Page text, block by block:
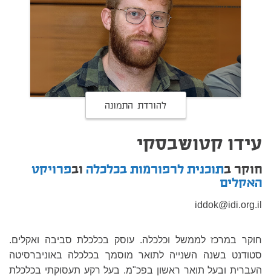
להורדת התמונה
עידו קטושבסקי
חוקר בתוכנית לרפורמות בכלכלה ובפרויקט
האקלים
iddok@idi.org.il
חוקר במרכז לממשל וכלכלה. עוסק בכלכלת סביבה ואקלים.
סטודנט בשנה השנייה לתואר מוסמך בכלכלה באוניברסיטה
העברית ובעל תואר ראשון בפכ"מ. בעל רקע תעסוקתי בכלכלת